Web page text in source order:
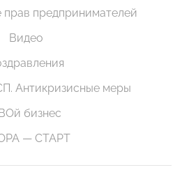
предпринимателей
Видео
Антикризисные меры
бизнес
— СТАРТ